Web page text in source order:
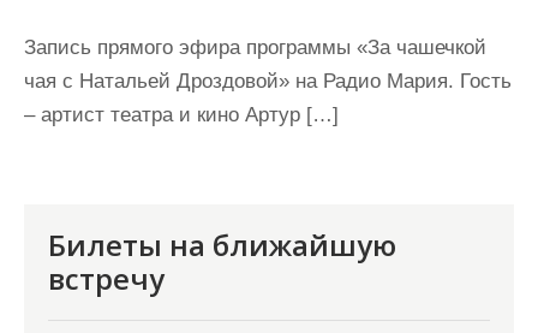
Запись прямого эфира программы «За чашечкой
чая с Натальей Дроздовой» на Радио Мария. Гость
– артист театра и кино Артур […]
Билеты на ближайшую
встречу